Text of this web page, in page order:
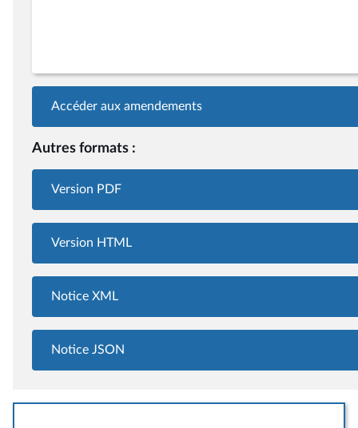
Accéder aux amendements
Autres formats :
Version PDF
Version HTML
Notice XML
Notice JSON